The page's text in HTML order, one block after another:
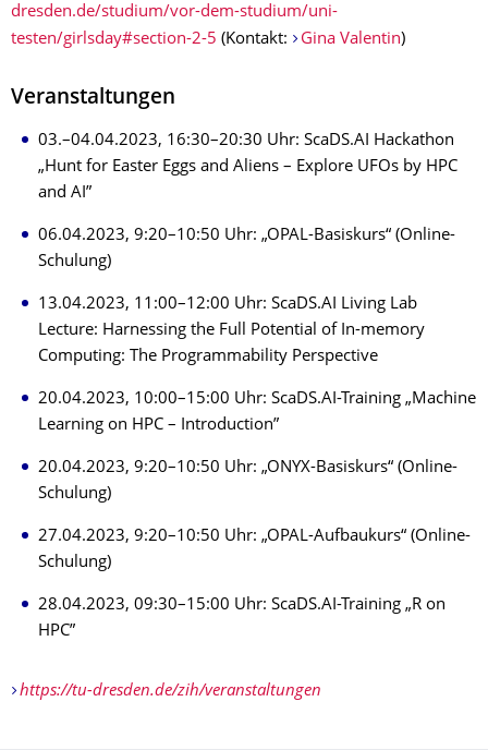
dresden.de/studium/vor-dem-studium/uni-
testen/girlsday#section-2-5 (Kontakt: Gina ­Valentin)
Veranstaltungen
03.–04.04.2023, 16:30–20:30 Uhr: ScaDS.AI Hackathon
„Hunt for Easter Eggs and Aliens – Explore UFOs by HPC
and AI”
06.04.2023, 9:20–10:50 Uhr: „OPAL-Basiskurs“ (Online-
Schulung)
13.04.2023, 11:00–12:00 Uhr: ScaDS.AI Living Lab
Lecture: Harnessing the Full Potential of In-memory
Computing: The Programmability Perspective
20.04.2023, 10:00–15:00 Uhr: ScaDS.AI-Training „Machine
Learning on HPC – Introduction”
20.04.2023, 9:20–10:50 Uhr: „ONYX-Basiskurs“ (Online-
Schulung)
27.04.2023, 9:20–10:50 Uhr: „OPAL-Aufbaukurs“ (Online-
Schulung)
28.04.2023, 09:30–15:00 Uhr: ScaDS.AI-Training „R on
HPC”
https://tu-dresden.de/zih/veranstaltungen